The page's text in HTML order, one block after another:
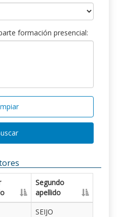
formación presencial:
Segundo
apellido
SEIJO